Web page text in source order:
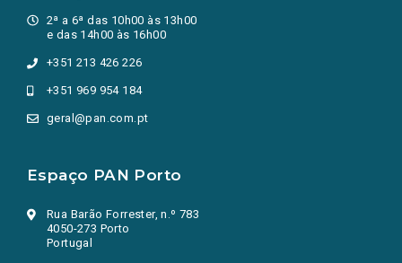
2ª a 6ª das 10h00 às 13h00
e das 14h00 às 16h00
+351 213 426 226
+351 969 954 184
geral@pan.com.pt
Espaço PAN Porto
Rua Barão Forrester, n.º 783
4050-273 Porto
Portugal